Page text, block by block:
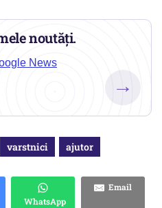
noutăți.
News
→
varstnici ajutor
WhatsApp
Email